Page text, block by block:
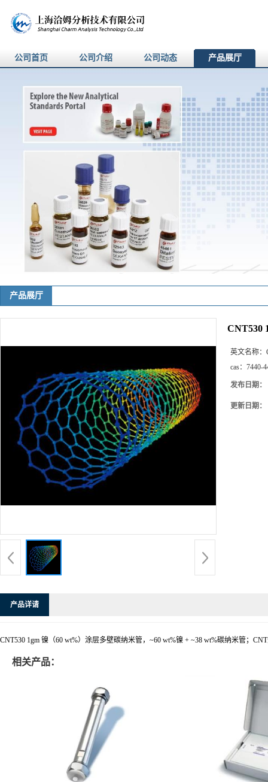
公司首页 公司介绍 公司动态 产品展厅
产品展厅
CNT530
英文名称：
cas： 7440-
发布日期：
更新日期：
产品详请
CNT530 1gm 镍（60 wt%）涂层多壁碳纳米管，~60 wt%镍 + ~38 wt%碳纳米管；
相关产品：